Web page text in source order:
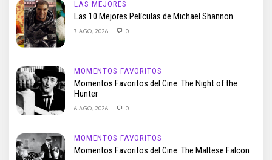
LAS MEJORES
Las 10 Mejores Películas de Michael Shannon
7 AGO, 2026 0
MOMENTOS FAVORITOS
Momentos Favoritos del Cine: The Night of the
Hunter
6 AGO, 2026 0
MOMENTOS FAVORITOS
Momentos Favoritos del Cine: The Maltese Falcon